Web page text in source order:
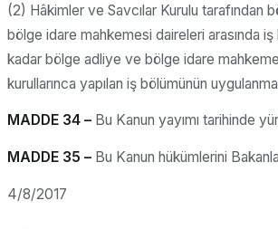
(2) Hâkimler ve Savcılar Kurulu tarafından
bölge idare mahkemesi daireleri arasında iş
kadar bölge adliye ve bölge idare
kurullarınca yapılan iş bölümünün
MADDE 34 – Bu Kanun yayımı tarihinde
MADDE 35 – Bu Kanun hükümlerini
4/8/2017